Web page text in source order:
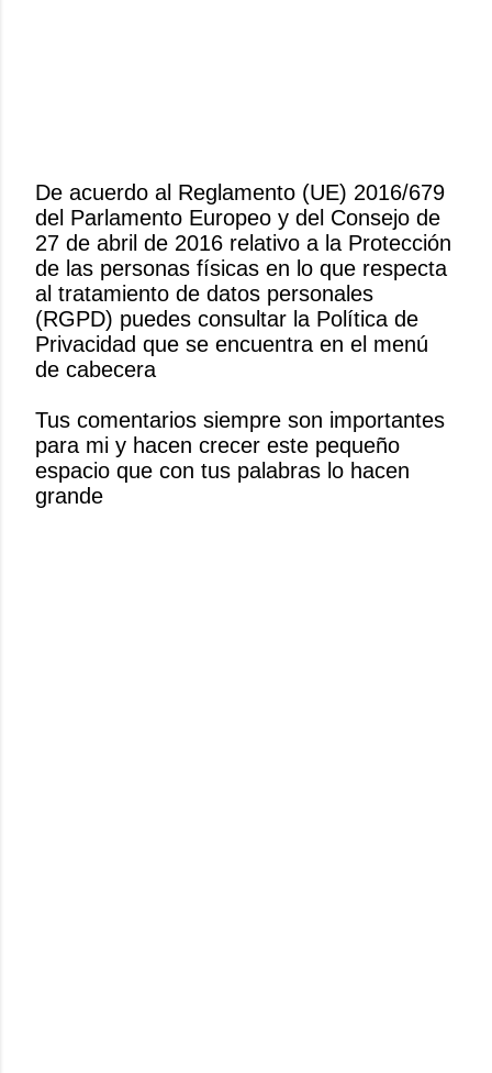
P
u
b
l
i
c
a
u
n
c
o
De acuerdo al Reglamento (UE) 2016/679
del Parlamento Europeo y del Consejo de
27 de abril de 2016 relativo a la Protección
de las personas físicas en lo que respecta
al tratamiento de datos personales
(RGPD) puedes consultar la Política de
Privacidad que se encuentra en el menú
de cabecera
Tus comentarios siempre son importantes
para mi y hacen crecer este pequeño
espacio que con tus palabras lo hacen
grande